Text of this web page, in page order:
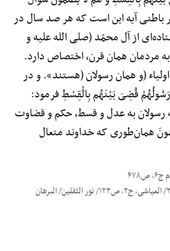
باطنی آیه این است که هر صد سال در
از آل محمّد (صلی الله علیه و
مردمان همان قرن، اختصاص دارد.
(و همان رسولان (هستند». و در
قُضِیَ بَیْنَهُم بِالْقِسْطِ فرمود:
رسولان به عدل و قسط، حکم و قضاوت
همان‌طوری که خداوند متعال